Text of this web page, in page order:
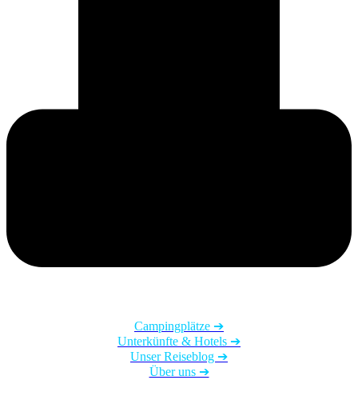
Campingplätze ➔
Unterkünfte & Hotels ➔
Unser Reiseblog ➔
Über uns ➔